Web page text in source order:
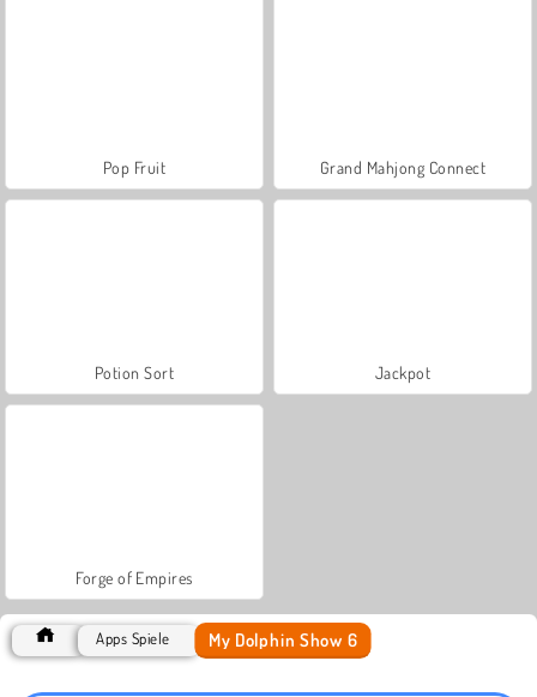
Pop Fruit Grand Mahjong Connect
Potion Sort Jackpot
Forge of Empires
Apps Spiele My Dolphin Show 6